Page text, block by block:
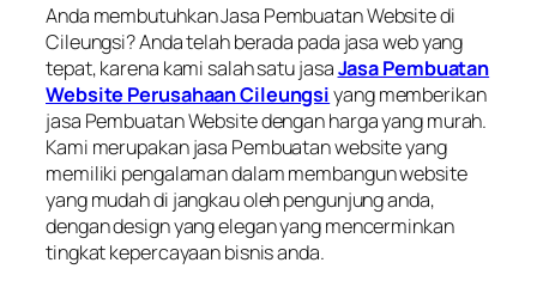
Anda membutuhkan Jasa Pembuatan Website di
Cileungsi? Anda telah berada pada jasa web yang
tepat, karena kami salah satu jasaJasa Pembuatan
Website Perusahaan Cileungsiyang memberikan
jasa Pembuatan Website dengan harga yang murah.
Kami merupakan jasa Pembuatan website yang
memiliki pengalaman dalam membangun website
yang mudah di jangkau oleh pengunjung anda,
dengan design yang elegan yang mencerminkan
tingkat kepercayaan bisnis anda.